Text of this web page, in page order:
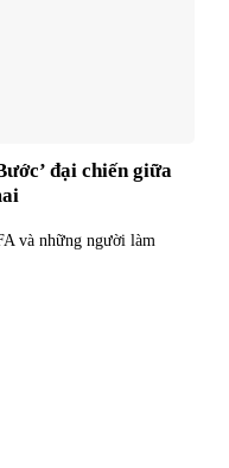
đại chiến giữa
và những người làm